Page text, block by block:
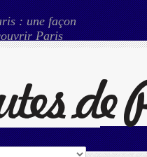
: une façon
Paris